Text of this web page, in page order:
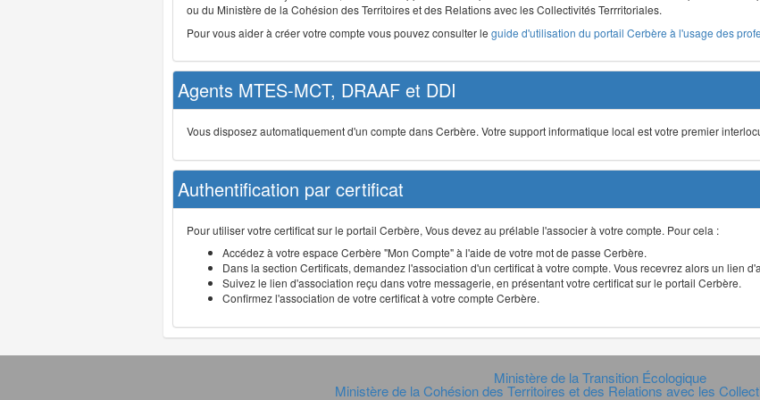
ou du Ministère de la Cohésion des Territoires et des Relations avec les Collectivités Terrritoriales.
Pour vous aider à créer votre compte vous pouvez consulter le guide d'utilisation du portail Cerbère à l'usage des
Agents MTES-MCT, DRAAF et DDI
Vous disposez automatiquement d'un compte dans Cerbère. Votre support informatique local est votre premier
Authentification par certificat
Pour utiliser votre certificat sur le portail Cerbère, Vous devez au prélable l'associer à votre compte. Pour cela :
Accédez à votre espace Cerbère "Mon Compte" à l'aide de votre mot de passe Cerbère.
Dans la section Certificats, demandez l'association d'un certificat à votre compte. Vous recevrez alors un lien
Suivez le lien d'association reçu dans votre messagerie, en présentant votre certificat sur le portail Cerbère.
Confirmez l'association de votre certificat à votre compte Cerbère.
Ministère de la Transition Écologique
Ministère de la Cohésion des Territoires et des Relations avec les